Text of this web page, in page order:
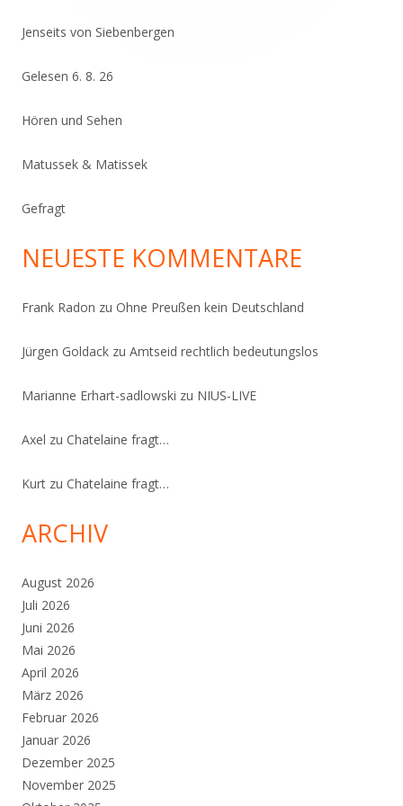
Jenseits von Siebenbergen
Gelesen 6. 8. 26
Hören und Sehen
Matussek & Matissek
Gefragt
NEUESTE KOMMENTARE
Frank Radon zu Ohne Preußen kein Deutschland
Jürgen Goldack zu Amtseid rechtlich bedeutungslos
Marianne Erhart-sadlowski zu NIUS-LIVE
Axel zu Chatelaine fragt…
Kurt zu Chatelaine fragt…
ARCHIV
August 2026
Juli 2026
Juni 2026
Mai 2026
April 2026
März 2026
Februar 2026
Januar 2026
Dezember 2025
November 2025